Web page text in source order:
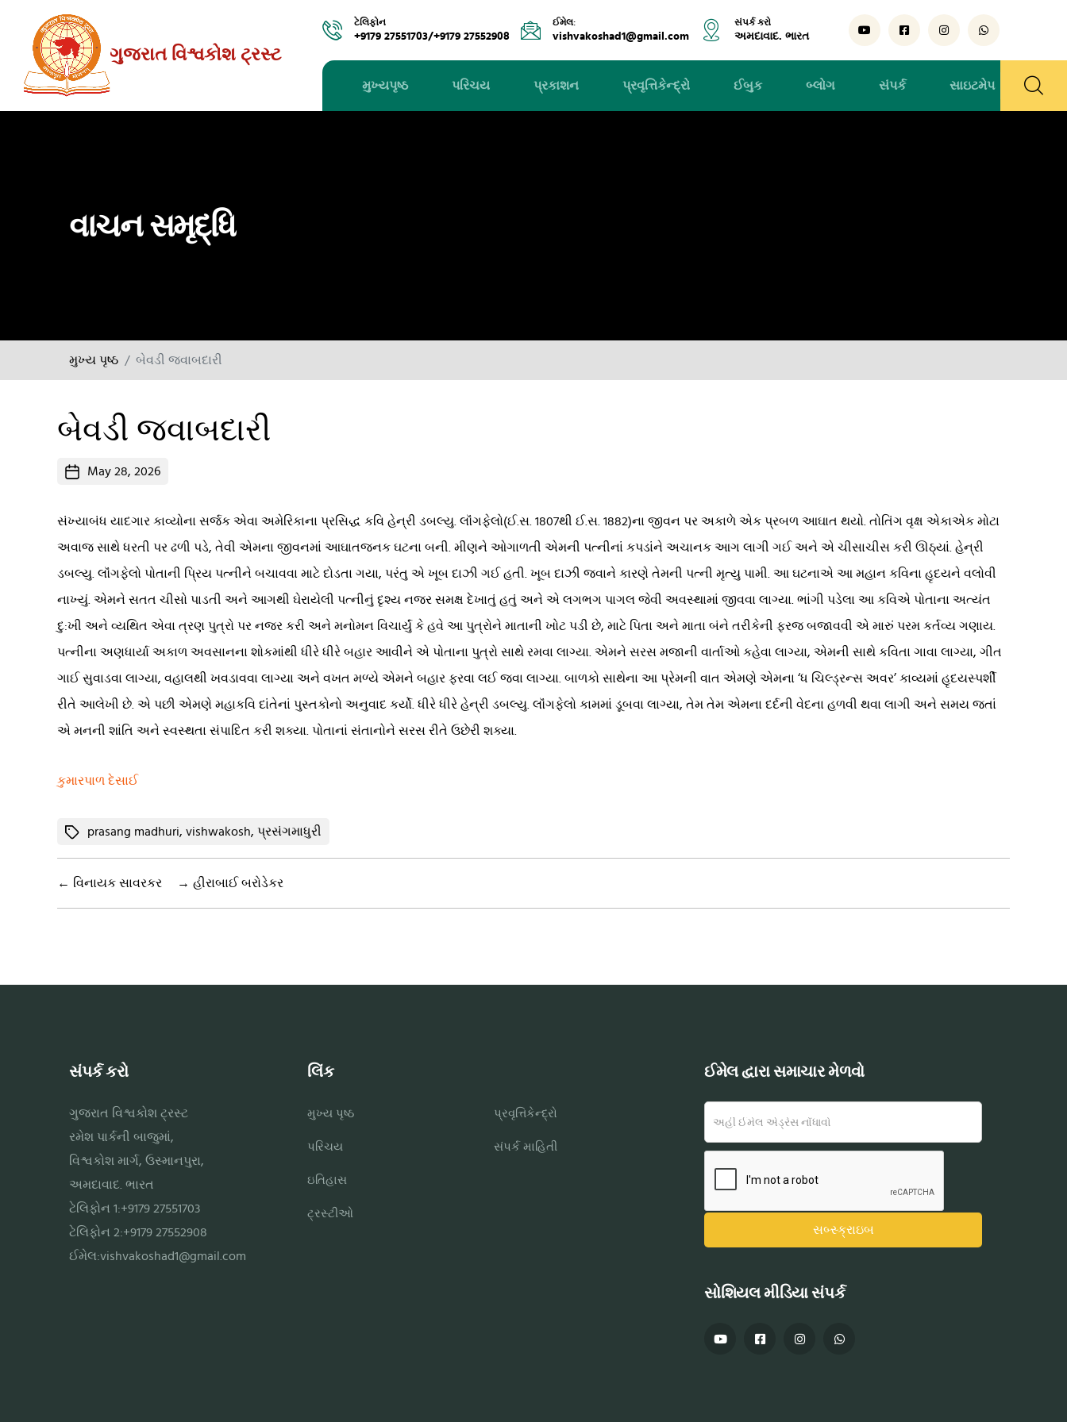
content
ગુજરાત વિશ્વકોશ ટ્રસ્ટ
ટેલિફોન
+9179 27551703/+9179 27552908
ઈમેલ:
vishvakoshad1@gmail.com
સંપર્ક કરો
અમદાવાદ. ભારત
મુખ્યપૃષ્ઠ પરિચય પ્રકાશન પ્રવૃત્તિકેન્દ્રો ઈબુક બ્લોગ સંપર્ક સાઇટમેપ
વાચન સમૃદ્ધિ
મુખ્ય પૃષ્ઠ બેવડી જવાબદારી
બેવડી જવાબદારી
PostMay 28, 2026
સંખ્યાબંધ યાદગાર કાવ્યોના સર્જક એવા અમેરિકાના પ્રસિદ્ધ કવિ હેન્રી ડબલ્યુ. લૉંગફેલો(ઈ.સ. 1807થી ઈ.સ. 1882)ના જીવન પર અકાળે એક પ્રબળ આઘાત થયો. તોતિંગ વૃક્ષ એકાએક મોટા
અવાજ સાથે ધરતી પર ઢળી પડે, તેવી એમના જીવનમાં આઘાતજનક ઘટના બની. મીણને ઓગાળતી એમની પત્નીનાં કપડાંને અચાનક આગ લાગી ગઈ અને એ ચીસાચીસ કરી ઊઠ્યાં. હેન્રી
ડબલ્યુ. લૉંગફેલો પોતાની પ્રિય પત્નીને બચાવવા માટે દોડતા ગયા, પરંતુ એ ખૂબ દાઝી ગઈ હતી. ખૂબ દાઝી જવાને કારણે તેમની પત્ની મૃત્યુ પામી. આ ઘટનાએ આ મહાન કવિના હૃદયને વલોવી
નાખ્યું. એમને સતત ચીસો પાડતી અને આગથી ઘેરાયેલી પત્નીનું દૃશ્ય નજર સમક્ષ દેખાતું હતું અને એ લગભગ પાગલ જેવી અવસ્થામાં જીવવા લાગ્યા. ભાંગી પડેલા આ કવિએ પોતાના અત્યંત
દુ:ખી અને વ્યથિત એવા ત્રણ પુત્રો પર નજર કરી અને મનોમન વિચાર્યું કે હવે આ પુત્રોને માતાની ખોટ પડી છે, માટે પિતા અને માતા બંને તરીકેની ફરજ બજાવવી એ મારું પરમ કર્તવ્ય ગણાય.
પત્નીના અણધાર્યા અકાળ અવસાનના શોકમાંથી ધીરે ધીરે બહાર આવીને એ પોતાના પુત્રો સાથે રમવા લાગ્યા. એમને સરસ મજાની વાર્તાઓ કહેવા લાગ્યા, એમની સાથે કવિતા ગાવા લાગ્યા, ગીત
ગાઈ સુવાડવા લાગ્યા, વહાલથી ખવડાવવા લાગ્યા અને વખત મળ્યે એમને બહાર ફરવા લઈ જવા લાગ્યા. બાળકો સાથેના આ પ્રેમની વાત એમણે એમના ‘ધ ચિલ્ડ્રન્સ અવર’ કાવ્યમાં હૃદયસ્પર્શી
રીતે આલેખી છે. એ પછી એમણે મહાકવિ દાંતેનાં પુસ્તકોનો અનુવાદ કર્યો. ધીરે ધીરે હેન્રી ડબલ્યુ. લૉંગફેલો કામમાં ડૂબવા લાગ્યા, તેમ તેમ એમના દર્દની વેદના હળવી થવા લાગી અને સમય જતાં
એ મનની શાંતિ અને સ્વસ્થતા સંપાદિત કરી શક્યા. પોતાનાં સંતાનોને સરસ રીતે ઉછેરી શક્યા.
કુમારપાળ દેસાઈ
Tagsprasang madhuri, vishwakosh, પ્રસંગમાધુરી
← વિનાયક સાવરકર → હીરાબાઈ બરોડેકર
સંપર્ક કરો
ગુજરાત વિશ્વકોશ ટ્રસ્ટ
રમેશ પાર્કની બાજુમાં,
વિશ્વકોશ માર્ગ, ઉસ્માનપુરા,
અમદાવાદ. ભારત
ટેલિફોન 1:+9179 27551703
ટેલિફોન 2:+9179 27552908
ઈમેલ:vishvakoshad1@gmail.com
લિંક
મુખ્ય પૃષ્ઠ
પરિચય
ઇતિહાસ
ટ્રસ્ટીઓ
પ્રવૃત્તિકેન્દ્રો
સંપર્ક માહિતી
ઈમેલ દ્વારા સમાચાર મેળવો
સોશિયલ મીડિયા સંપર્ક